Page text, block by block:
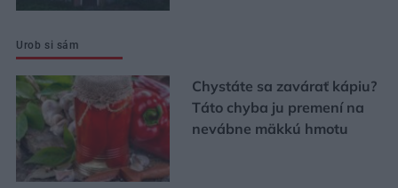
Urob si sám
Chystáte sa zavárať kápiu?
Táto chyba ju premení na
nevábne mäkkú hmotu